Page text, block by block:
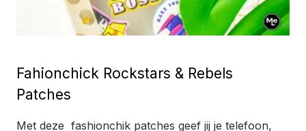
Fahionchick Rockstars & Rebels
Patches
Met deze fashionchik patches geef jij je telefoon,